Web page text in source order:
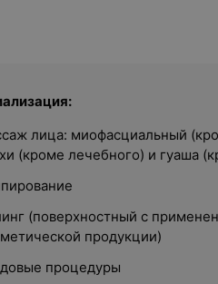
лица: миофасциальный
(кроме лечебного) и гуаша
(поверхностный с
продукции)
процедуры